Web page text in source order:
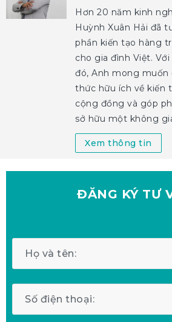
Hơn 20 năm kinh
Huỳnh Xuân Hải đã
phần kiến tạo hàng
cho gia đình Việt.
đó, Anh mong muốn
thức hữu ích về kiến
cộng đồng và góp
sở hữu một không
Xem thông tin
ĐĂNG KÝ TƯ